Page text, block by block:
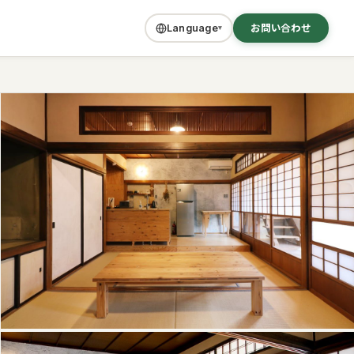
Language▾ お問い合わせ